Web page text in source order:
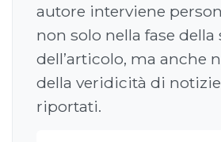
autore interviene
non solo nella fase della
dell’articolo, ma anche
della veridicità di
riportati.